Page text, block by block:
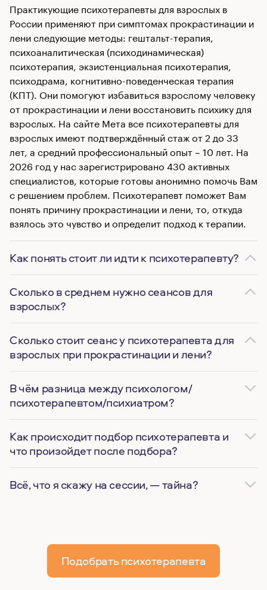
Практикующие психотерапевты для взрослых в
России применяют при симптомах прокрастинации и
лени следующие методы: гештальт-терапия,
психоаналитическая (психодинамическая)
психотерапия, экзистенциальная психотерапия,
психодрама, когнитивно-поведенческая терапия
(КПТ). Они помогуют избавиться взрослому человеку
от прокрастинации и лени восстановить психику для
взрослых. На сайте Мета все психотерапевты для
взрослых имеют подтверждённый стаж от 2 до 33
лет, а средний профессиональный опыт – 10 лет. На
2026 год у нас зарегистрировано 430 активных
специалистов, которые готовы анонимно помочь Вам
с решением проблем. Психотерапевт поможет Вам
понять причину прокрастинации и лени, то, откуда
взялось это чувство и определит подход к терапии.
Как понять стоит ли идти к психотерапевту?
Сколько в среднем нужно сеансов для
взрослых?
Сколько стоит сеанс у психотерапевта для
взрослых при прокрастинации и лени?
В чём разница между психологом/
психотерапевтом/психиатром?
Как происходит подбор психотерапевта и
что произойдет после подбора?
Всё, что я скажу на сессии, — тайна?
Подобрать психотерапевта